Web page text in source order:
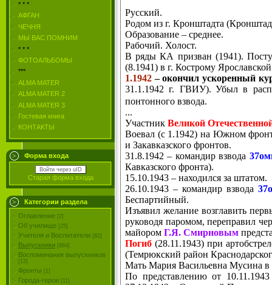
* * *
АФГАН
ЧЕЧНЯ
МЫ ВАС ПОМНИМ
* * *
ФОТОАЛЬБОМЫ
***
ALMA MATER
ALMA MATER 2
ALMA MATER 3
Гостевая книга
КОНТАКТЫ
Форма входа
Войти через uID
Старая форма входа
Категории раздела
Оглавление
[2]
Об училище [25]
Учителя и Воспитатели [82]
Выпускники [984]
Воспоминания выпускников
[13]
Фронты [1]
Города-герои [11]
Русский.
Родом из г. Кронштадта
Образование – среднее.
Рабочий. Холост.
В ряды КА призван (1941).
(8.1941) в г. Кострому
1.1942 – окончил ускоренный
31.1.1942 г. ГВИУ). Убыл в
понтонного взвода.
...
Участник Великой
Воевал (с 1.1942) на Южном
и Закавказского фронтов.
31.8.1942 – командир взвода
Кавказского фронта).
15.10.1943 – находился за штатом.
26.10.1943 – командир взвода
Беспартийный.
Изъявил желание возглавить
руководя паромом, переправил
майором Г.Я. Смирновым
Погиб (28.11.1943) при
(Темрюкский район
Мать Мария Васильевна Мусина в
По представлению от